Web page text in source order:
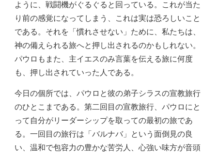
ように、戦闘機がぐるぐると回っている。これが当た
り前の感覚になってしまう、これは実は恐ろしいこと
である。それを「慣れさせない」ために、私たちは、
神の備えられる旅へと押し出されるのかもしれない。
パウロもまた、主イエスのみ言葉を伝える旅に何度
も、押し出されていった人である。
今日の個所では、パウロと彼の弟子シラスの宣教旅行
のひとこまである。第二回目の宣教旅行、パウロにと
って自分がリーダーシップを取っての最初の旅であ
る。一回目の旅行は「バルナバ」という面倒見の良
い、温和で包容力の豊かな苦労人、心強い味方が音頭